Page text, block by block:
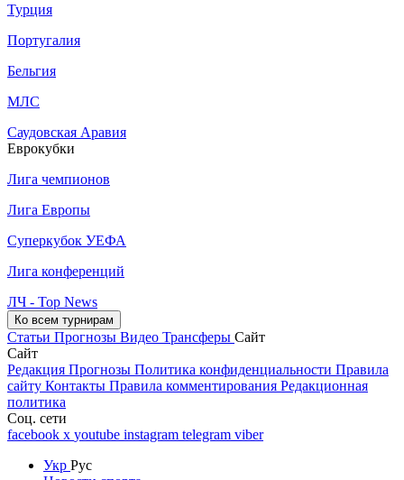
Турция
Португалия
Бельгия
МЛС
Саудовская Аравия
Еврокубки
Лига чемпионов
Лига Европы
Суперкубок УЕФА
Лига конференций
ЛЧ - Top News
Ко всем турнирам
Статьи Прогнозы Видео Трансферы Сайт
Сайт
Редакция Прогнозы Политика конфиденциальности Правила
сайту Контакты Правила комментирования Редакционная
политика
Соц. сети
facebook x youtube instagram telegram viber
Укр Рус